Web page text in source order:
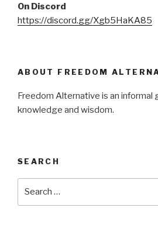
On Discord
https://discord.gg/Xgb5HaKA85
ABOUT FREEDOM
Freedom Alternative is an informal
knowledge and wisdom.
SEARCH